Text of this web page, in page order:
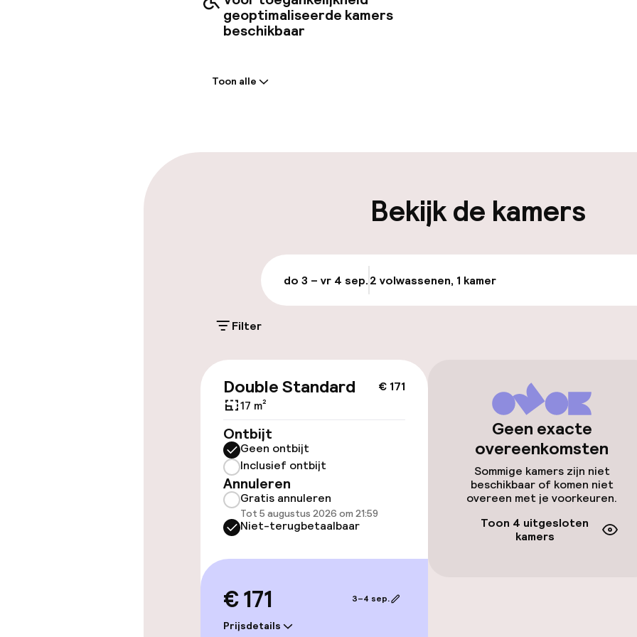
geoptimaliseerde kamers
beschikbaar
Parkeergelegenheid op eigen
Mogelijk extra kosten
Openbaar parkeren
Toegankelijkheid
Overal rolstoeltoegankelijk
Lift
Voor
beschikbaar
Kamers
geoptimaliseerde kamers
Toon alle
Bekijk de kamers
do 3 – vr 4 sep.2 volwassenen, 1 kamer
Filter
€ 171
Double Standard
17 m²
Ontbijt
Geen ontbijt
Inclusief ontbijt
Annuleren
Gratis annuleren
Tot 5 augustus 2026 om 21:59
Niet-terugbetaalbaar
€ 171
Prijsdetails
3–4 sep.
Geen exacte
overeenkomsten
Sommige kamers zijn niet
beschikbaar of komen niet
overeen met je voorkeuren.
Toon 4 uitgesloten
kamers